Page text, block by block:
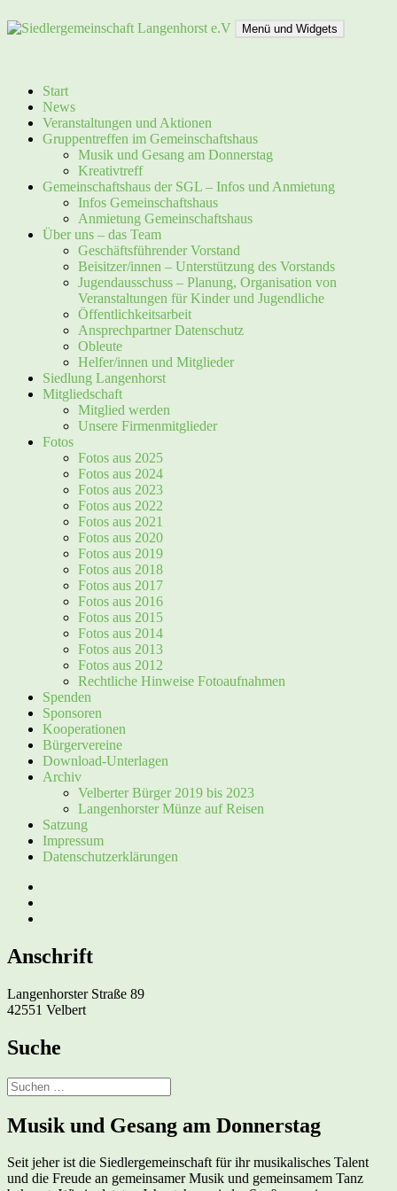
Inhalt
Menü und Widgets
Start
News
Veranstaltungen und Aktionen
Gruppentreffen im Gemeinschaftshaus
Musik und Gesang am Donnerstag
Kreativtreff
Gemeinschaftshaus der SGL – Infos und Anmietung
Infos Gemeinschaftshaus
Anmietung Gemeinschaftshaus
Über uns – das Team
Geschäftsführender Vorstand
Beisitzer/innen – Unterstützung des Vorstands
Jugendausschuss – Planung, Organisation von
Veranstaltungen für Kinder und Jugendliche
Öffentlichkeitsarbeit
Ansprechpartner Datenschutz
Obleute
Helfer/innen und Mitglieder
Siedlung Langenhorst
Mitgliedschaft
Mitglied werden
Unsere Firmenmitglieder
Fotos
Fotos aus 2025
Fotos aus 2024
Fotos aus 2023
Fotos aus 2022
Fotos aus 2021
Fotos aus 2020
Fotos aus 2019
Fotos aus 2018
Fotos aus 2017
Fotos aus 2016
Fotos aus 2015
Fotos aus 2014
Fotos aus 2013
Fotos aus 2012
Rechtliche Hinweise Fotoaufnahmen
Spenden
Sponsoren
Kooperationen
Bürgervereine
Download-Unterlagen
Archiv
Velberter Bürger 2019 bis 2023
Langenhorster Münze auf Reisen
Satzung
Impressum
Datenschutzerklärungen
Anschrift
Langenhorster Straße 89
42551 Velbert
Suche
Suchen
nach:
Musik und Gesang am Donnerstag
Seit jeher ist die Siedlergemeinschaft für ihr musikalisches Talent
und die Freude an gemeinsamer Musik und gemeinsamem Tanz